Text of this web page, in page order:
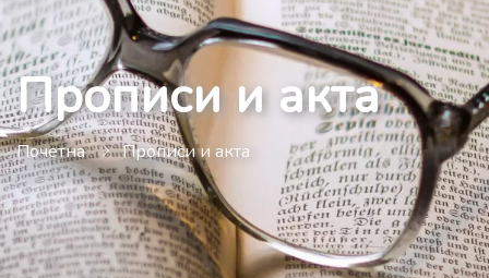
Прописи и акта
Почетна Прописи и акта